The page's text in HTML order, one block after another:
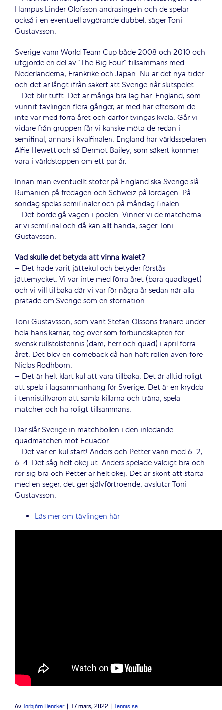
Hampus Linder Olofsson andrasingeln och de spelar
också i en eventuell avgörande dubbel, säger Toni
Gustavsson.
Sverige vann World Team Cup både 2008 och 2010 och
utgjorde en del av ”The Big Four” tillsammans med
Nederländerna, Frankrike och Japan. Nu är det nya tider
och det är långt ifrån säkert att Sverige når slutspelet.
– Det blir tufft. Det är många bra lag här. England, som
vunnit tävlingen flera gånger, är med här eftersom de
inte var med förra året och därför tvingas kvala. Går vi
vidare från gruppen får vi kanske möta de redan i
semifinal, annars i kvalfinalen. England har världsspelaren
Alfie Hewett och så Dermot Bailey, som säkert kommer
vara i världstoppen om ett par år.
Innan man eventuellt stöter på England ska Sverige slå
Rumänien på fredagen och Schweiz på lördagen. På
söndag spelas semifinaler och på måndag finalen.
– Det borde gå vägen i poolen. Vinner vi de matcherna
är vi semifinal och då kan allt hända, säger Toni
Gustavsson.
Vad skulle det betyda att vinna kvalet?
– Det hade varit jättekul och betyder förstås
jättemycket. Vi var inte med förra året (bara quadlaget)
och vi vill tillbaka där vi var för några år sedan när alla
pratade om Sverige som en stornation.
Toni Gustavsson, som varit Stefan Olssons tränare under
hela hans karriär, tog över som förbundskapten för
svensk rullstolstennis (dam, herr och quad) i april förra
året. Det blev en comeback då han haft rollen även före
Niclas Rodhborn.
– Det är helt klart kul att vara tillbaka. Det är alltid roligt
att spela i lagsammanhang för Sverige. Det är en krydda
i tennistillvaron att samla killarna och träna, spela
matcher och ha roligt tillsammans.
Där slår Sverige in matchbollen i den inledande
quadmatchen mot Ecuador.
– Det var en kul start! Anders och Petter vann med 6-2,
6-4. Det såg helt okej ut. Anders spelade väldigt bra och
rör sig bra och Petter är helt okej. Det är skönt att starta
med en seger, det ger självförtroende, avslutar Toni
Gustavsson.
Läs mer om tävlingen här
Av Torbjörn Dencker 17 mars, 2022 Tennis.se